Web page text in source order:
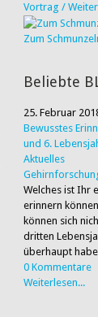
Vortrag /
Zum
Beliebte
25. Februar
Bewusstes
und 6.
Aktuelles
Welches ist Ihr
erinnern
können sich
dritten
überhaupt
0 Kommentare
Weiterlesen...